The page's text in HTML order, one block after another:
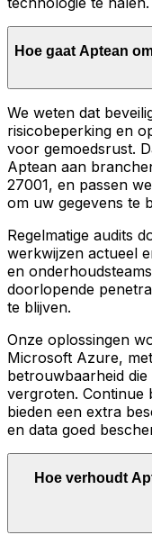
Hoe gaat Aptean
We weten dat
risicobeperking en
voor gemoedsrust.
Aptean aan
27001, en passen
om uw gegevens te
Regelmatige audits
werkwijzen actueel
en
doorlopende
te blijven.
Onze oplossingen
Microsoft Azure,
betrouwbaarheid
vergroten. Continue
bieden een extra
en data goed
Hoe verhoudt